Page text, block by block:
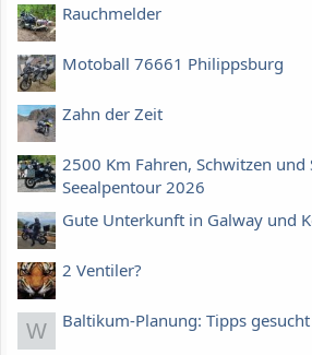
Rauchmelder
Motoball 76661 Philippsburg
Zahn der Zeit
2500 Km Fahren, Schwitzen und
Seealpentour 2026
Gute Unterkunft in Galway und
2 Ventiler?
W Baltikum-Planung: Tipps gesucht